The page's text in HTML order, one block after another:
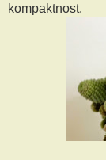
kompaktnost.